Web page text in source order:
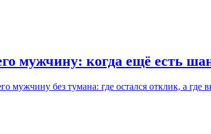
мужчину: когда ещё есть
мужчину без тумана: где остался отклик, а где